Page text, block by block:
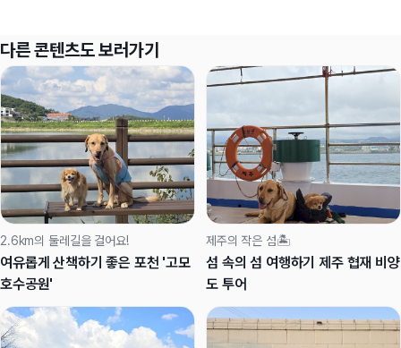
다른 콘텐츠도 보러가기
2.6km의 둘레길을 걸어요!
여유롭게 산책하기 좋은 포천 '고모
호수공원'
제주의 작은 섬🏝️
섬 속의 섬 여행하기 제주 협재 비양
도 투어